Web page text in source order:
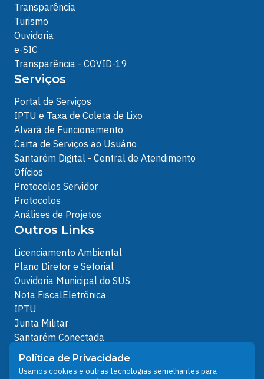
Transparência
Turismo
Ouvidoria
e-SIC
Transparência - COVID-19
Serviços
Portal de Serviços
IPTU e Taxa de Coleta de Lixo
Alvará de Funcionamento
Carta de Serviços ao Usuário
Santarém Digital - Central de Atendimento
Ofícios
Protocolos Servidor
Protocolos
Análises de Projetos
Outros Links
Licenciamento Ambiental
Plano Diretor e Setorial
Ouvidoria Municipal do SUS
Nota FiscalEletrônica
IPTU
Junta Militar
Santarém Conectada
Política de Privacidade
People illustrations by Storyset
Política de Privacidade
Usamos cookies e outras tecnologias semelhantes para